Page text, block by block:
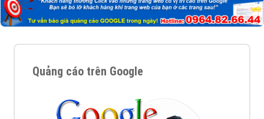
Quảng cáo trên Google